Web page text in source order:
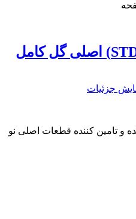
جزئیات
و تامین کننده قطعات اصلی نو